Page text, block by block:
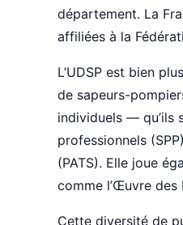
département. La
affiliées à la
L’UDSP est bien
de sapeurs-
individuels — qu’ils
professionnels
(PATS). Elle joue
comme l’Œuvre des
Cette diversité de